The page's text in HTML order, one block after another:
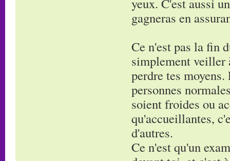
gagneras en
Ce n'est pas la fin
simplement veiller
perdre tes
personnes
soient froides ou
qu'accueillantes,
d'autres.
Ce n'est qu'un